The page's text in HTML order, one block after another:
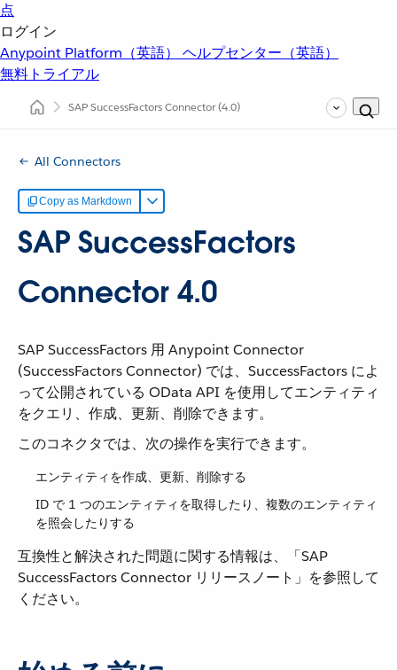
点
ログイン
Anypoint Platform（英語） ヘルプセンター（英語）
無料トライアル
SAP SuccessFactors Connector(4.0)
All Connectors
Copy as Markdown
SAP SuccessFactors
Connector 4.0
SAP SuccessFactors 用 Anypoint Connector
(SuccessFactors Connector) では、SuccessFactors によ
って公開されている OData API を使用してエンティティ
をクエリ、作成、更新、削除できます。
このコネクタでは、次の操作を実行できます。
エンティティを作成、更新、削除する
ID で 1 つのエンティティを取得したり、複数のエンティティ
を照会したりする
互換性と解決された問題に関する情報は、「SAP
SuccessFactors Connector リリースノート」を参照して
ください。